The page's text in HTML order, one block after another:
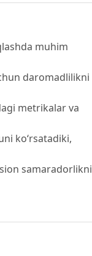
muhim
daromadlilikni
metrikalar va
ko‘rsatadiki,
samaradorlikni